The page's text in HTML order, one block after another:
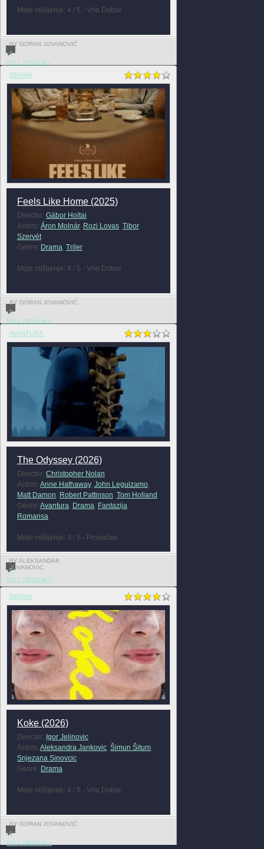
Moje mišljenje: 4 / 5 - Vrlo Dobar
BY GORAN JOVANOVIĆ
0
FULL REVIEW »
DRAMA
Feels Like Home (2025)
Director: Gábor Holtai
Actors: Áron Molnár, Rozi Lovas, Tibor
Szervét
Genre: Drama, Triler
Moje mišljenje: 4 / 5 - Vrlo Dobar
BY GORAN JOVANOVIĆ
0
FULL REVIEW »
AVANTURA
The Odyssey (2026)
Director: Christopher Nolan
Actors: Anne Hathaway, John Leguizamo,
Matt Damon, Robert Pattinson, Tom Holland
Genre: Avantura, Drama, Fantazija,
Romansa
Moje mišljenje: 3 / 5 - Prosečan
BY ALEKSANDAR
JOVANOVIC
0
FULL REVIEW »
DRAMA
Koke (2026)
Director: Igor Jelinovic
Actors: Aleksandra Jankovic, Šimun Šitum,
Snjezana Sinovcic
Genre: Drama
Moje mišljenje: 4 / 5 - Vrlo Dobar
BY GORAN JOVANOVIĆ
0
FULL REVIEW »